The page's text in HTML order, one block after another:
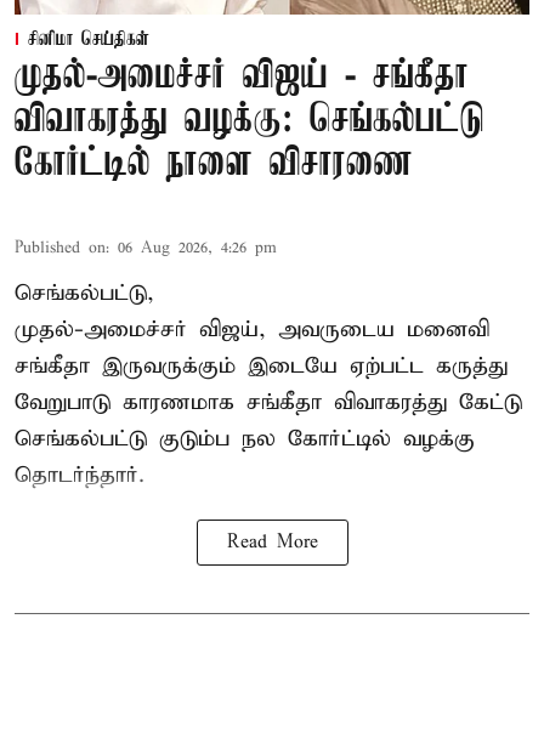
சினிமா செய்திகள்
முதல்-அமைச்சர் விஜய் - சங்கீதா
விவாகரத்து வழக்கு: செங்கல்பட்டு
கோர்ட்டில் நாளை விசாரணை
Published on: 06 Aug 2026, 4:26 pm
செங்கல்பட்டு,
முதல்-அமைச்சர் விஜய், அவருடைய மனைவி
சங்கீதா இருவருக்கும் இடையே ஏற்பட்ட கருத்து
வேறுபாடு காரணமாக சங்கீதா விவாகரத்து கேட்டு
செங்கல்பட்டு குடும்ப நல கோர்ட்டில் வழக்கு
தொடர்ந்தார்.
Read More